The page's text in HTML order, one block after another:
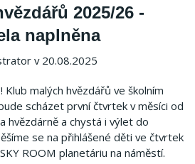
2025/26 -
naplněna
v 20.08.2025
malých hvězdářů ve školním
scházet první čtvrtek v měsíci od
hvězdárně a chystá i výlet do
se na přihlášené děti ve čtvrtek
ROOM planetáriu na náměstí.